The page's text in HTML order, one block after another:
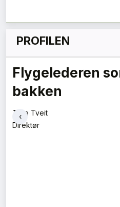
PROFILEN
Flygelederen
bakken
Tore Tveit
Direktør
‹